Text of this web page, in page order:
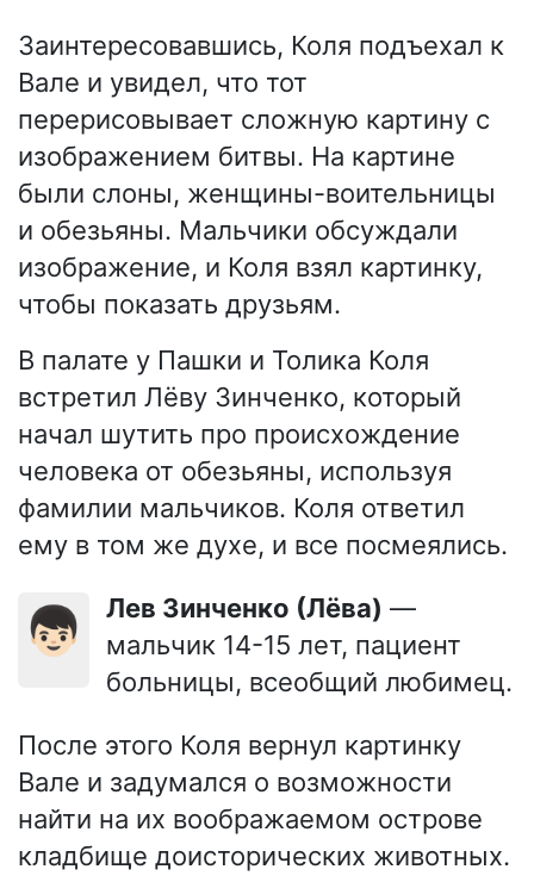
Заинтересовавшись, Коля подъехал к
Вале и увидел, что тот
перерисовывает сложную картину с
изображением битвы. На картине
были слоны, женщины-воительницы
и обезьяны. Мальчики обсуждали
изображение, и Коля взял картинку,
чтобы показать друзьям.
В палате у Пашки и Толика Коля
встретил Лёву Зинченко, который
начал шутить про происхождение
человека от обезьяны, используя
фамилии мальчиков. Коля ответил
ему в том же духе, и все посмеялись.
👦🏻 Лев Зинченко (Лёва) —
мальчик 14-15 лет, пациент
больницы, всеобщий любимец.
После этого Коля вернул картинку
Вале и задумался о возможности
найти на их воображаемом острове
кладбище доисторических животных.